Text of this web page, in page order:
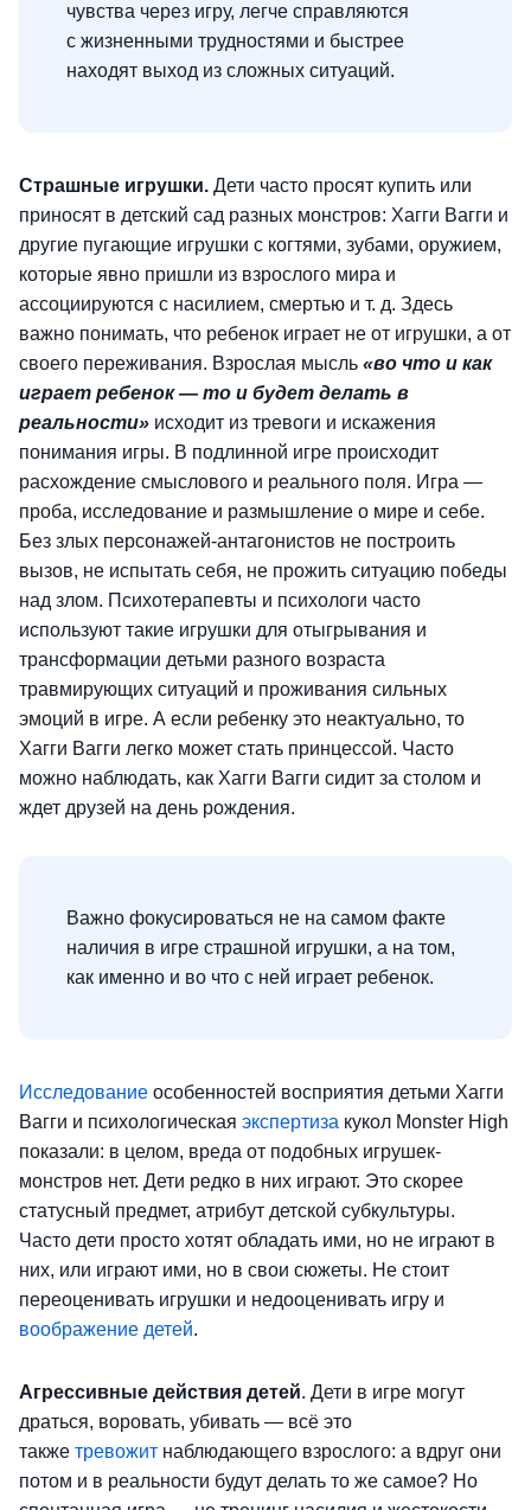
чувства через игру, легче справляются
с жизненными трудностями и быстрее
находят выход из сложных ситуаций.
Страшные игрушки. Дети часто просят купить или
приносят в детский сад разных монстров: Хагги Вагги и
другие пугающие игрушки с когтями, зубами, оружием,
которые явно пришли из взрослого мира и
ассоциируются с насилием, смертью и т. д. Здесь
важно понимать, что ребенок играет не от игрушки, а от
своего переживания. Взрослая мысль «во что и как
играет ребенок — то и будет делать в
реальности» исходит из тревоги и искажения
понимания игры. В подлинной игре происходит
расхождение смыслового и реального поля. Игра —
проба, исследование и размышление о мире и себе.
Без злых персонажей-антагонистов не построить
вызов, не испытать себя, не прожить ситуацию победы
над злом. Психотерапевты и психологи часто
используют такие игрушки для отыгрывания и
трансформации детьми разного возраста
травмирующих ситуаций и проживания сильных
эмоций в игре. А если ребенку это неактуально, то
Хагги Вагги легко может стать принцессой. Часто
можно наблюдать, как Хагги Вагги сидит за столом и
ждет друзей на день рождения.
Важно фокусироваться не на самом факте
наличия в игре страшной игрушки, а на том,
как именно и во что с ней играет ребенок.
Исследование особенностей восприятия детьми Хагги
Вагги и психологическая экспертиза кукол Monster High
показали: в целом, вреда от подобных игрушек-
монстров нет. Дети редко в них играют. Это скорее
статусный предмет, атрибут детской субкультуры.
Часто дети просто хотят обладать ими, но не играют в
них, или играют ими, но в свои сюжеты. Не стоит
переоценивать игрушки и недооценивать игру и
воображение детей.
Агрессивные действия детей. Дети в игре могут
драться, воровать, убивать — всё это
также тревожит наблюдающего взрослого: а вдруг они
потом и в реальности будут делать то же самое? Но